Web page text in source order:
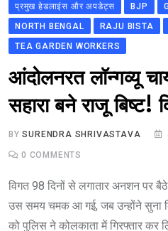
प्रमुख हेडलाइंस और अपडेट्स BJP
NORTH BENGAL
RAJU BISTA
TEA GARDEN WORKERS
आंदोलनरत लॉन्गव्यू
सहारा बने राजू बिष्ट!
BYSURENDRA SHRIVASTAVA
0 COMMENTS
विगत 98 दिनों से लगातार अनशन पर
उस समय चमक आ गई, जब उन्होंने सुना
को पुलिस ने कोलकाता में गिरफ्तार कर